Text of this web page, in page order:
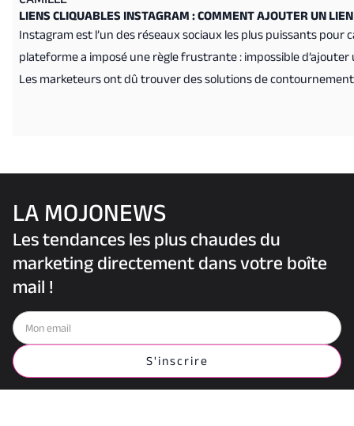
LIENS CLIQUABLES INSTAGRAM : COMMENT AJOUTER UN
Instagram est l’un des réseaux sociaux les plus puissants
plateforme a imposé une règle frustrante : impossible
Les marketeurs ont dû trouver des solutions de
LA MOJONEWS
Les tendances les plus chaudes du
marketing directement dans votre boîte
mail !